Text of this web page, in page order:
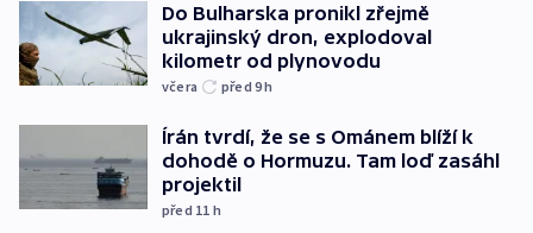
Do Bulharska pronikl zřejmě
ukrajinský dron, explodoval
kilometr od plynovodu
včera před 9h
Írán tvrdí, že se s Ománem blíží k
dohodě o Hormuzu. Tam loď zasáhl
projektil
před 11 h